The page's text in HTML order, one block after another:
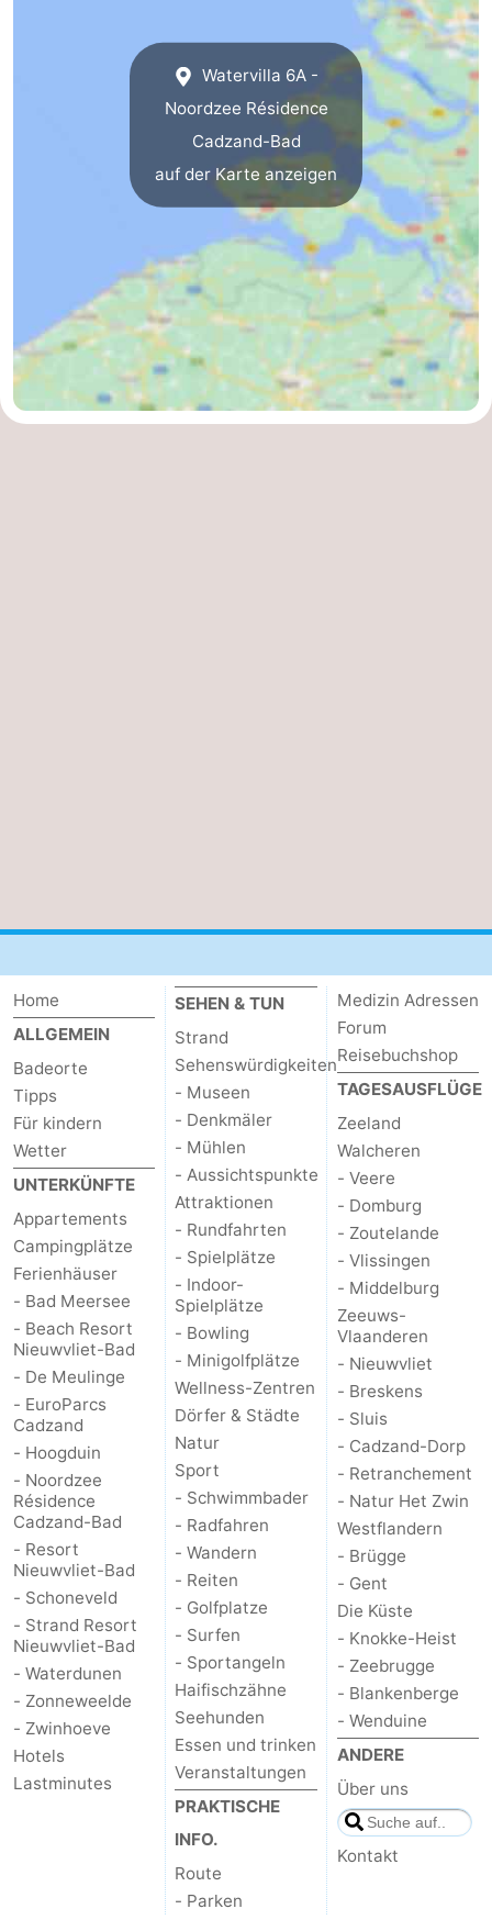
Zeebrugge
Blankenberge
Wenduine
Wetter
Watervilla 6A -
Noordzee Résidence
Cadzand-Bad
auf der Karte anzeigen
Home
ALLGEMEIN
Badeorte
Tipps
Für kindern
Wetter
UNTERKÜNFTE
Appartements
Campingplätze
Ferienhäuser
- Bad Meersee
- Beach Resort
Nieuwvliet-Bad
- De Meulinge
- EuroParcs
Cadzand
- Hoogduin
- Noordzee
Résidence
Cadzand-Bad
- Resort
Nieuwvliet-Bad
- Schoneveld
- Strand Resort
Nieuwvliet-Bad
- Waterdunen
- Zonneweelde
- Zwinhoeve
Hotels
Lastminutes
SEHEN & TUN
Strand
Sehenswürdigkeiten
- Museen
- Denkmäler
- Mühlen
- Aussichtspunkte
Attraktionen
- Rundfahrten
- Spielplätze
- Indoor-
Spielplätze
- Bowling
- Minigolfplätze
Wellness-Zentren
Dörfer & Städte
Natur
Sport
- Schwimmbader
- Radfahren
- Wandern
- Reiten
- Golfplatze
- Surfen
- Sportangeln
Haifischzähne
Seehunden
Essen und trinken
Veranstaltungen
PRAKTISCHE
INFO.
Route
- Parken
Medizin Adressen
Forum
Reisebuchshop
TAGESAUSFLÜGE
Zeeland
Walcheren
- Veere
- Domburg
- Zoutelande
- Vlissingen
- Middelburg
Zeeuws-
Vlaanderen
- Nieuwvliet
- Breskens
- Sluis
- Cadzand-Dorp
- Retranchement
- Natur Het Zwin
Westflandern
- Brügge
- Gent
Die Küste
- Knokke-Heist
- Zeebrugge
- Blankenberge
- Wenduine
ANDERE
Über uns
Kontakt